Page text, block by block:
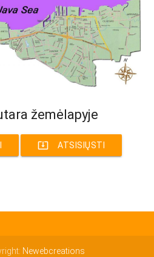
žemėlapyje
system_update_alt ATSISIŲSTI
Newebcreations